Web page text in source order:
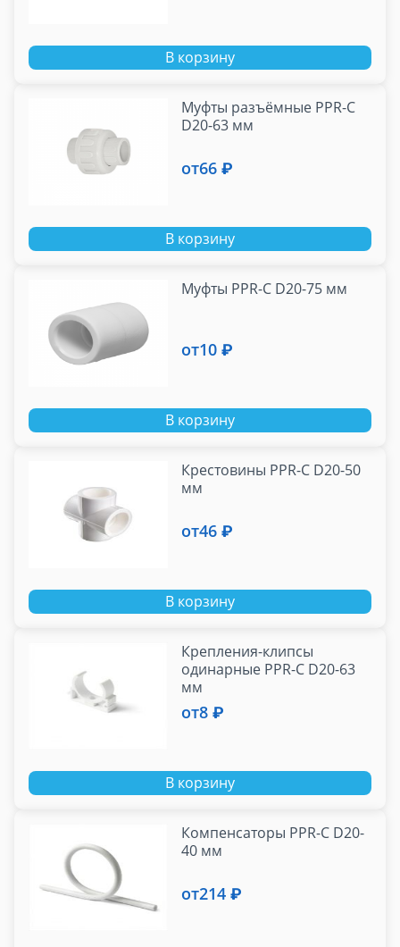
В корзину
Муфты разъёмные PPR-C
D20-63 мм
от66 ₽
В корзину
Муфты PPR-C D20-75 мм
от10 ₽
В корзину
Крестовины PPR-C D20-50
мм
от46 ₽
В корзину
Крепления-клипсы
одинарные PPR-C D20-63
мм
от8 ₽
В корзину
Компенсаторы PPR-C D20-
40 мм
от214 ₽